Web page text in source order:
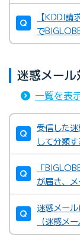
【KDDI
で
迷惑メー
一覧を表
受信した
して分類
「
が届き、
迷惑メー
（迷惑メ